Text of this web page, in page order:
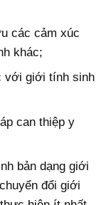
các cảm xúc
khác;
với giới tính sinh
can thiệp y
bản dạng giới
đổi giới